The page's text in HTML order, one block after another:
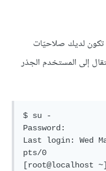
تكون لديك صلاحيّات
إلى المستخدم الجذر
$ su -
Password:
Last login: Wed
pts/0
[root@localhost